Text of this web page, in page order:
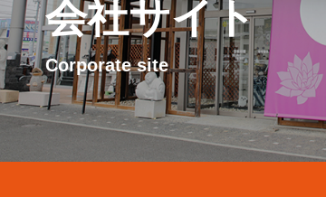
会社サイト
Corporate site